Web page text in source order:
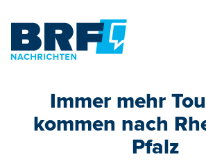
Immer mehr
kommen nach
Pfalz